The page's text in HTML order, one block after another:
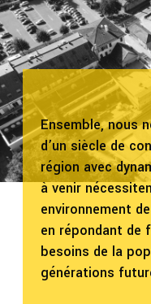
Ensemble, nous
d’un siècle de
région avec
à venir
environnement
en répondant de
besoins de la
générations